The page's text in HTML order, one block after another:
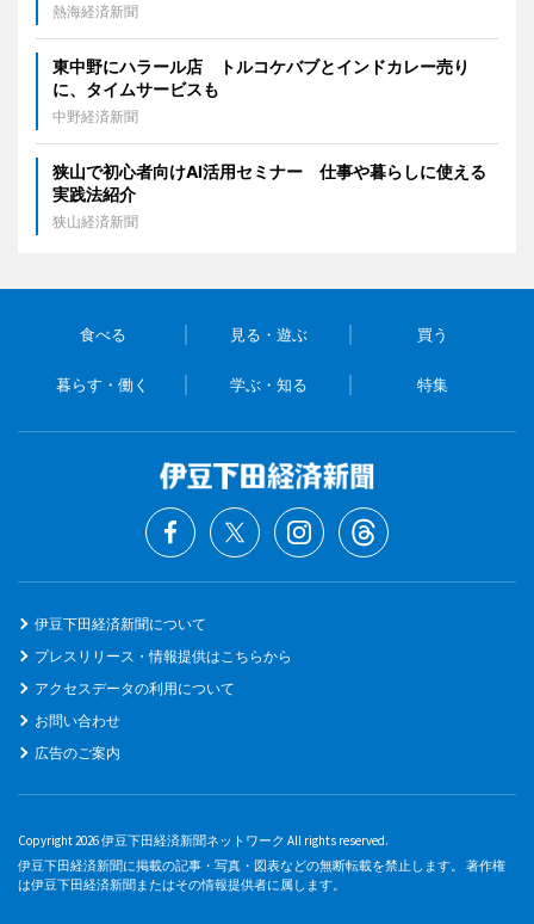
熱海経済新聞
東中野にハラール店 トルコケバブとインドカレー売り
に、タイムサービスも
中野経済新聞
狭山で初心者向けAI活用セミナー 仕事や暮らしに使える
実践法紹介
狭山経済新聞
食べる 見る・遊ぶ 買う
暮らす・働く 学ぶ・知る 特集
伊豆下田経済新聞について
プレスリリース・情報提供はこちらから
アクセスデータの利用について
お問い合わせ
広告のご案内
Copyright 2026 伊豆下田経済新聞ネットワーク All rights reserved.
伊豆下田経済新聞に掲載の記事・写真・図表などの無断転載を禁止します。 著作権
は伊豆下田経済新聞またはその情報提供者に属します。